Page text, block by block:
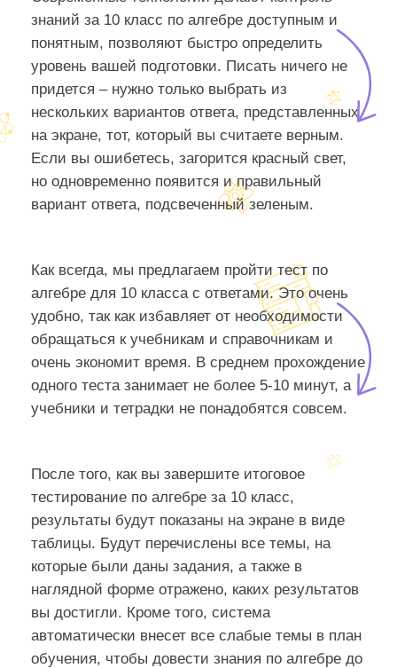
знаний за 10 класс по алгебре доступным и
понятным, позволяют быстро определить
уровень вашей подготовки. Писать ничего не
придется – нужно только выбрать из
нескольких вариантов ответа, представленных
на экране, тот, который вы считаете верным.
Если вы ошибетесь, загорится красный свет,
но одновременно появится и правильный
вариант ответа, подсвеченный зеленым.
Как всегда, мы предлагаем пройти тест по
алгебре для 10 класса с ответами. Это очень
удобно, так как избавляет от необходимости
обращаться к учебникам и справочникам и
очень экономит время. В среднем прохождение
одного теста занимает не более 5-10 минут, а
учебники и тетрадки не понадобятся совсем.
После того, как вы завершите итоговое
тестирование по алгебре за 10 класс,
результаты будут показаны на экране в виде
таблицы. Будут перечислены все темы, на
которые были даны задания, а также в
наглядной форме отражено, каких результатов
вы достигли. Кроме того, система
автоматически внесет все слабые темы в план
обучения, чтобы довести знания по алгебре до